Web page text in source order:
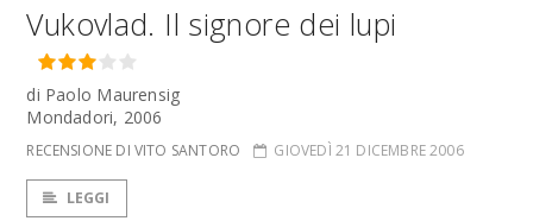
Vukovlad. Il signore dei lupi
di Paolo Maurensig
Mondadori, 2006
RECENSIONE DI VITO SANTORO GIOVEDÌ 21 DICEMBRE 2006
LEGGI